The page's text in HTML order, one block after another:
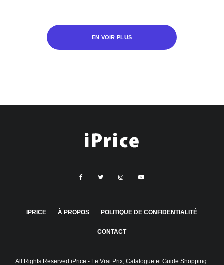
EN VOIR PLUS
IPRICE À PROPOS POLITIQUE DE CONFIDENTIALITÉ
CONTACT
All Rights Reserved iPrice - Le Vrai Prix, Catalogue et Guide Shopping.